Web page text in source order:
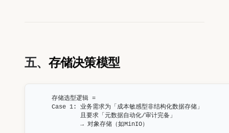
五、 存储决策模型
存储选型逻辑 =
Case 1: 业务需求为「成本敏感型非结构化数据存储」
        且要求「元数据自动化/审计完备」
        → 对象存储（如MinIO）